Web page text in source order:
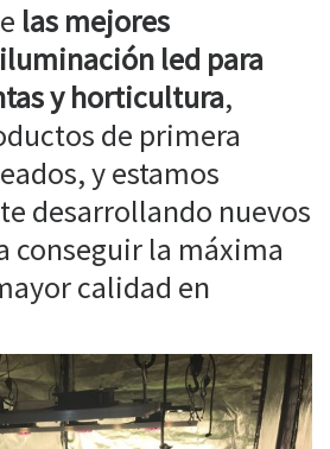
las mejores
led para
y horticultura,
de primera
y estamos
desarrollando nuevos
conseguir la máxima
calidad en